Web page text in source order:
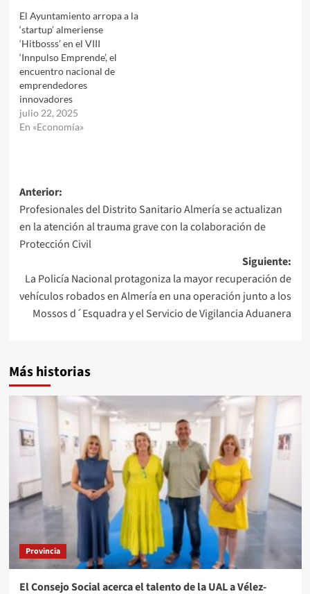
El Ayuntamiento arropa a la
‘startup’ almeriense
‘Hitbosss’ en el VIII
‘Innpulso Emprende’, el
encuentro nacional de
emprendedores
innovadores
julio 22, 2025
En «Economía»
Navegación
de
entradas
Anterior:
Profesionales del Distrito Sanitario Almería se actualizan
en la atención al trauma grave con la colaboración de
Protección Civil
Siguiente:
La Policía Nacional protagoniza la mayor recuperación de
vehículos robados en Almería en una operación junto a los
Mossos d´Esquadra y el Servicio de Vigilancia Aduanera
Más historias
Provincia
El Consejo Social acerca el talento de la UAL a Vélez-